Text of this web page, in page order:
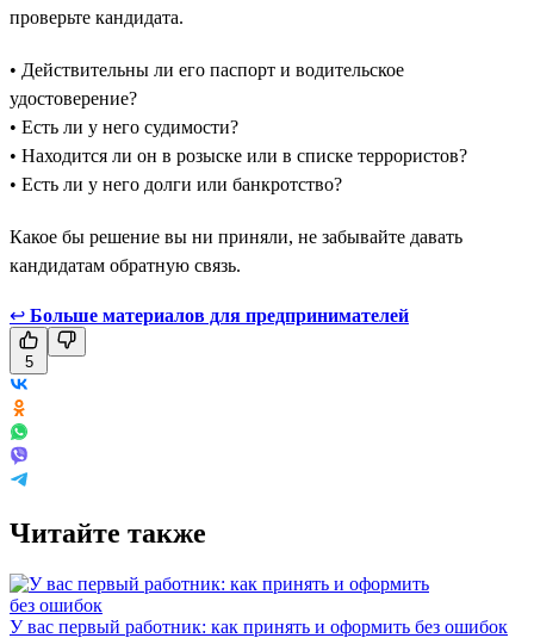
проверьте кандидата.
• Действительны ли его паспорт и водительское
удостоверение?
• Есть ли у него судимости?
• Находится ли он в розыске или в списке террористов?
• Есть ли у него долги или банкротство?
Какое бы решение вы ни приняли, не забывайте давать
кандидатам обратную связь.
↩ Больше материалов для предпринимателей
5
Читайте также
У вас первый работник: как принять и оформить без ошибок